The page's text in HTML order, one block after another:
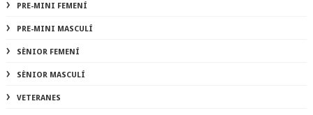
PRE-MINI FEMENÍ
PRE-MINI MASCULÍ
SÈNIOR FEMENÍ
SÈNIOR MASCULÍ
VETERANES